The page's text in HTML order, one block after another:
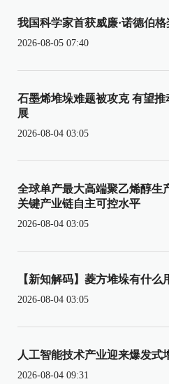
我国科学家首获威廉·诺德伯格
2026-08-05 07:40
石墨烯堆垛难题被攻克 有望
展
2026-08-04 03:05
全球单产最大高端聚乙烯醇生
关键产业链自主可控水平
2026-08-04 03:05
【新知解码】菱方堆垛有什么
2026-08-04 03:05
人工智能技术产业迎来爆发式
2026-08-04 09:31